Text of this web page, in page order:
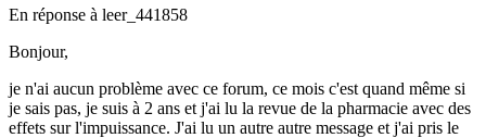
En réponse à leer_441858
Bonjour,
je n'ai aucun problème avec ce forum, ce mois c'est quand même si
je sais pas, je suis à 2 ans et j'ai lu la revue de la pharmacie avec des
effets sur l'impuissance. J'ai lu un autre autre message et j'ai pris le